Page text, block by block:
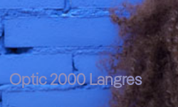
Optic 2000 Langres